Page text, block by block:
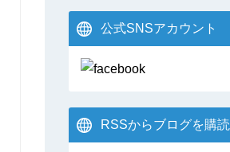
公式SNSアカウント
RSSからブログを購読